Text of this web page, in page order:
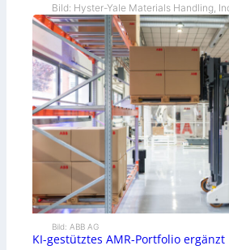
Bild: Hyster-Yale Materials Handling,
Bild: ABB AG
KI-gestütztes AMR-Portfolio ergänzt